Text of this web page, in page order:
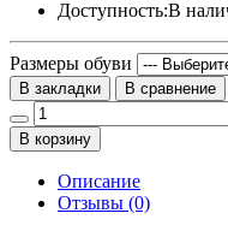
Доступность:В
Размеры обуви
В закладки В сравнение
В корзину
Описание
Отзывы (0)